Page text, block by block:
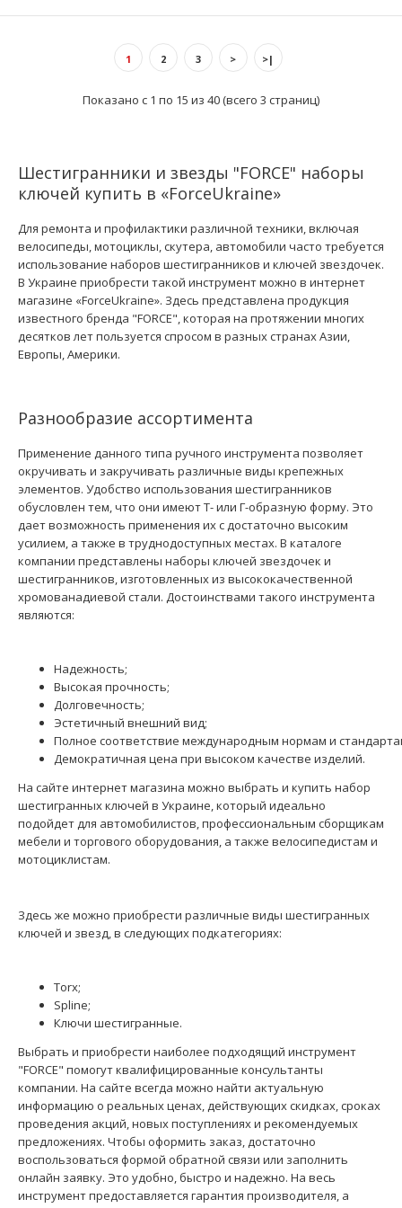
Ключи 6-гранные (HEX) Г-образные длинные (9 шт): 1.5; 2; 2.5; 3;
4; 5; 6; 8; 10 ..
Набор ключей 6-гр. (HEX) Г-обр. длинных 9 пр. (1/16"-3/8")
Ключи 6-гранные (HEX) Г-образные длинные (9 шт): 1/16";
5/64"; 3/32"; 1/8"; 5/32..
Набор ключей 6-гр. (HEX) Г-обр. екстрадлинных 7 пр. (1.5-6 мм)
(FORCE 5076XL)
1 2 3 > >|
Показано с 1 по 15 из 40 (всего 3 страниц)
Шестигранники и звезды "FORCE" наборы
ключей купить в «ForceUkraine»
Для ремонта и профилактики различной техники, включая
велосипеды, мотоциклы, скутера, автомобили часто требуется
использование наборов шестигранников и ключей звездочек.
В Украине приобрести такой инструмент можно в интернет
магазине «ForceUkraine». Здесь представлена продукция
известного бренда "FORCE", которая на протяжении многих
десятков лет пользуется спросом в разных странах Азии,
Европы, Америки.
Разнообразие ассортимента
Применение данного типа ручного инструмента позволяет
окручивать и закручивать различные виды крепежных
элементов. Удобство использования шестигранников
обусловлен тем, что они имеют Т- или Г-образную форму. Это
дает возможность применения их с достаточно высоким
усилием, а также в труднодоступных местах. В каталоге
компании представлены наборы ключей звездочек и
шестигранников, изготовленных из высококачественной
хромованадиевой стали. Достоинствами такого инструмента
являются:
Надежность;
Высокая прочность;
Долговечность;
Эстетичный внешний вид;
Полное соответствие международным нормам и
Демократичная цена при высоком качестве изделий.
На сайте интернет магазина можно выбрать и купить набор
шестигранных ключей в Украине, который идеально
подойдет для автомобилистов, профессиональным сборщикам
мебели и торгового оборудования, а также велосипедистам и
мотоциклистам.
Здесь же можно приобрести различные виды шестигранных
ключей и звезд, в следующих подкатегориях:
Torx;
Spline;
Ключи шестигранные.
Выбрать и приобрести наиболее подходящий инструмент
"FORCE" помогут квалифицированные консультанты
компании. На сайте всегда можно найти актуальную
информацию о реальных ценах, действующих скидках, сроках
проведения акций, новых поступлениях и рекомендуемых
предложениях. Чтобы оформить заказ, достаточно
воспользоваться формой обратной связи или заполнить
онлайн заявку. Это удобно, быстро и надежно. На весь
инструмент предоставляется гарантия производителя, а